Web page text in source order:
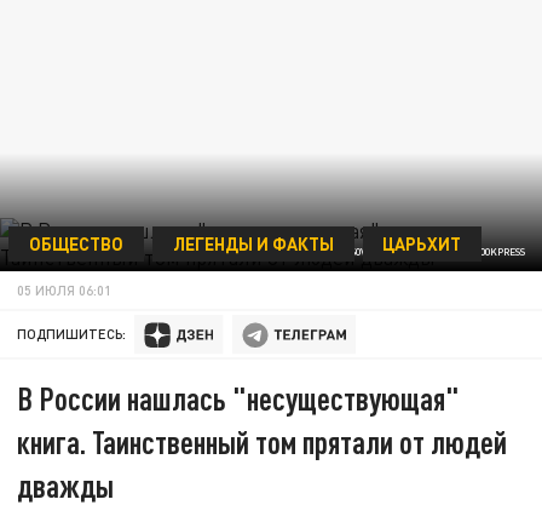
ФОТО: VADIM NEKRASOV/RUSSIAN LOOK/GLOBALLOOKPRESS
ОБЩЕСТВО ЛЕГЕНДЫ И ФАКТЫ ЦАРЬХИТ
05 ИЮЛЯ 06:01
ПОДПИШИТЕСЬ:
В России нашлась "несуществующая"
книга. Таинственный том прятали от людей
дважды